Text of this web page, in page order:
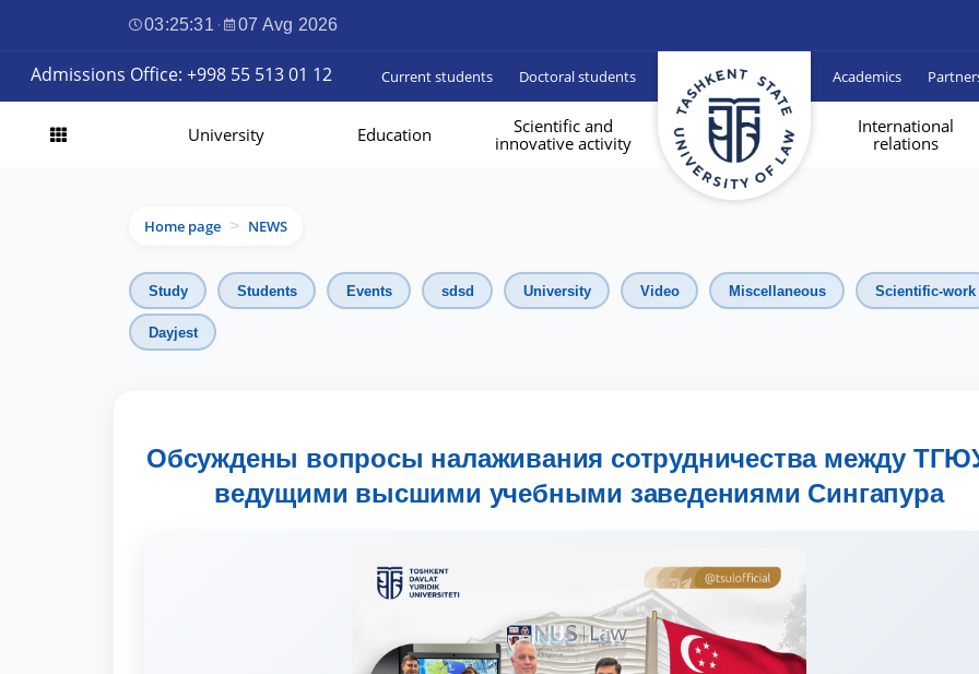
03:25:32 · 07 Avg 2026
Admissions Office: +998 55 513 01 12 Current students Doctoral students Academics
University Education
Scientific and
innovative activity
International
relations
Home page > NEWS
Study Students Events sdsd University Video Miscellaneous Scientific-work
Dayjest
Обсуждены вопросы налаживания сотрудничества между
ведущими высшими учебными заведениями Сингапура